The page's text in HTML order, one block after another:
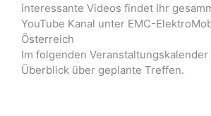
interessante Videos findet Ihr
YouTube Kanal unter EMC-
Österreich
Im folgenden
Überblick über geplante Treffen.